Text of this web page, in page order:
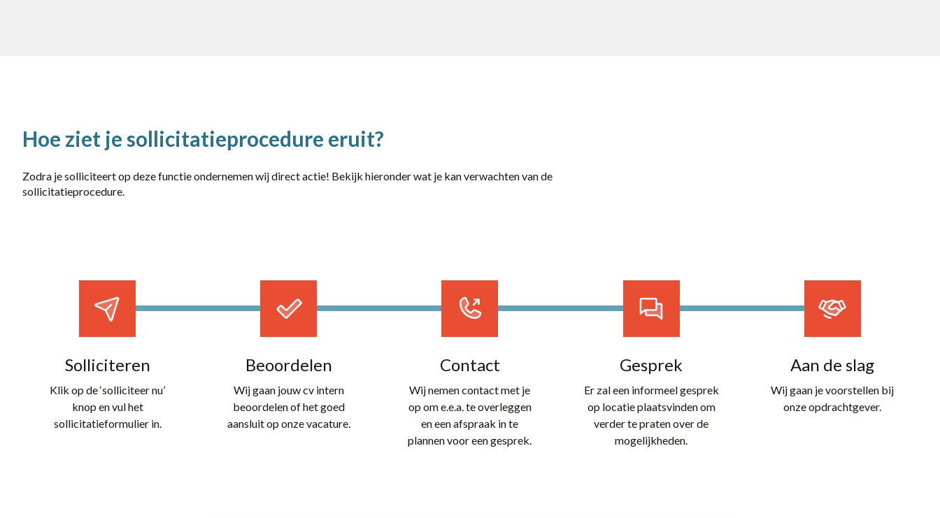
Partners
Vacatures
Nieuws
Over ons
Hoe ziet je sollicitatieprocedure eruit?
Zodra je solliciteert op deze functie ondernemen wij direct actie! Bekijk hieronder wat je kan verwachten van de
sollicitatieprocedure.
Solliciteren
Klik op de ‘solliciteer nu’
knop en vul het
sollicitatieformulier in.
Beoordelen
Wij gaan jouw cv intern
beoordelen of het goed
aansluit op onze vacature.
Contact
Wij nemen contact met je
op om e.e.a. te overleggen
en een afspraak in te
plannen voor een gesprek.
Gesprek
Er zal een informeel gesprek
op locatie plaatsvinden om
verder te praten over de
mogelijkheden.
Aan de slag
Wij gaan je voorstellen bij
onze opdrachtgever.